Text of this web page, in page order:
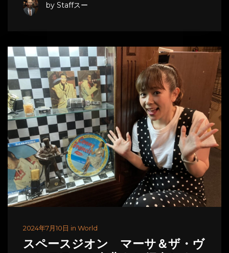
by Staffスー
2024年7月10日 in World
スペースジオン マーサ＆ザ・ヴ